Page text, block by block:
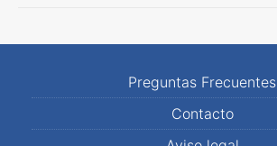
Preguntas Frecuentes
Contacto